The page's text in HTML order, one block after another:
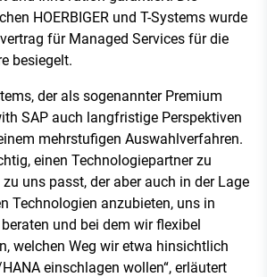
HOERBIGER und T-Systems wurde
für Managed Services für die
besiegelt.
der als sogenannter Premium
SAP auch langfristige Perspektiven
mehrstufigen Auswahlverfahren.
einen Technologiepartner zu
uns passt, der aber auch in der Lage
Technologien anzubieten, uns in
und bei dem wir flexibel
welchen Weg wir etwa hinsichtlich
einschlagen wollen“, erläutert